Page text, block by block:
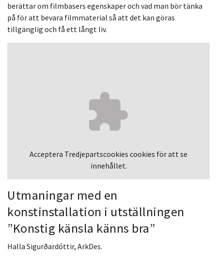
berättar om filmbasers egenskaper och vad man bör tänka
på för att bevara filmmaterial så att det kan göras
tillgänglig och få ett långt liv.
Acceptera Tredjepartscookies cookies för att se
innehållet.
Utmaningar med en
konstinstallation i utställningen
”Konstig känsla känns bra”
Halla Sigurðardóttir, ArkDes.